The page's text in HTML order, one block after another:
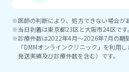
医師の判断により、処方できない場合が
当日到着は東京都23区と大阪市24区です
診療件数は2022年4月〜2026年7月の期
「DMMオンラインクリニック」を利用
発送実績及び診療件数を含む）です。